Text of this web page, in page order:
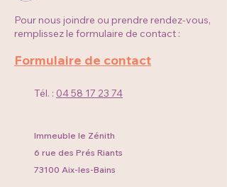
Pour nous joindre ou prendre rendez-vous,
remplissez le formulaire de contact :
Formulaire de contact
Tél. : 04 58 17 23 74
Immeuble le Zénith
6 rue des Prés Riants
73100 Aix-les-Bains